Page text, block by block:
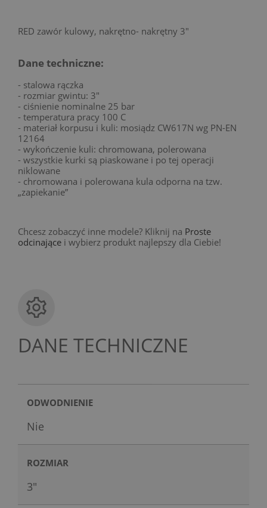
RED zawór kulowy, nakrętno- nakrętny 3"
Dane techniczne:
- stalowa rączka
- rozmiar gwintu: 3"
- ciśnienie nominalne 25 bar
- temperatura pracy 100 C
- materiał korpusu i kuli: mosiądz CW617N wg PN-EN
12164
- wykończenie kuli: chromowana, polerowana
- wszystkie kurki są piaskowane i po tej operacji
niklowane
- chromowana i polerowana kula odporna na tzw.
„zapiekanie”
Chcesz zobaczyć inne modele? Kliknij na Proste
odcinające i wybierz produkt najlepszy dla Ciebie!
DANE TECHNICZNE
ODWODNIENIE
Nie
ROZMIAR
3"